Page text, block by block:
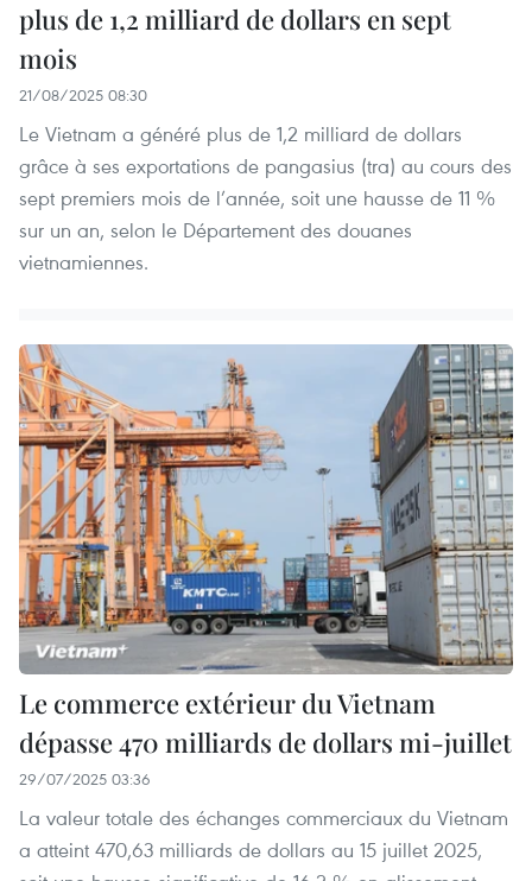
plus de 1,2 milliard de dollars en sept
mois
21/08/2025 08:30
Le Vietnam a généré plus de 1,2 milliard de dollars
grâce à ses exportations de pangasius (tra) au cours des
sept premiers mois de l’année, soit une hausse de 11 %
sur un an, selon le Département des douanes
vietnamiennes.
Le commerce extérieur du Vietnam
dépasse 470 milliards de dollars mi-juillet
29/07/2025 03:36
La valeur totale des échanges commerciaux du Vietnam
a atteint 470,63 milliards de dollars au 15 juillet 2025,